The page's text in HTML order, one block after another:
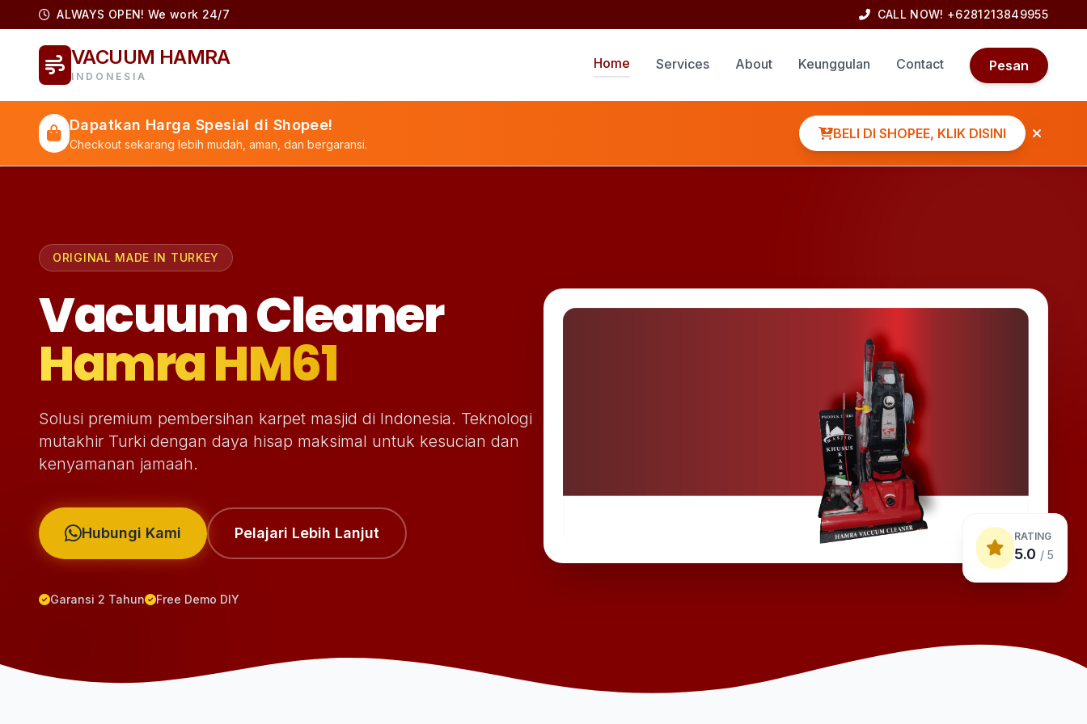
ALWAYS OPEN! We work 24/7 CALL NOW! +6281213849955
VACUUM HAMRA
INDONESIA
Home Services About Keunggulan Contact Pesan
Dapatkan Harga Spesial di Shopee!
Checkout sekarang lebih mudah, aman, dan bergaransi.
BELI DI SHOPEE, KLIK DISINI
ORIGINAL MADE IN TURKEY
Vacuum Cleaner
Hamra HM61
Solusi premium pembersihan karpet masjid di Indonesia. Teknologi
mutakhir Turki dengan daya hisap maksimal untuk kesucian dan
kenyamanan jamaah.
Hubungi Kami Pelajari Lebih Lanjut
Garansi 2 Tahun Free Demo DIY
RATING
5.0 / 5